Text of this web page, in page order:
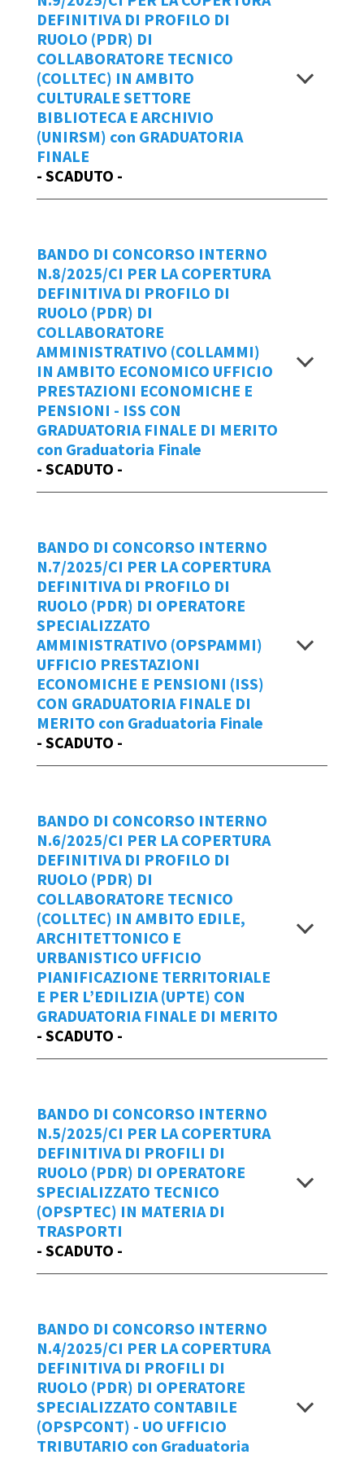
BANDO 11_2025_CI OPSPCONT
contributi ISS
ALLEGATO - OPSPCONT CI
Allegato sub 1 - OPSPCONT contributi
ISS
Graduatoria finale bando n.11/2028/CI
Scadenza domande
entro le ore 18:00 di giovedì 3 aprile
2025
Per creare unaNUOVA Domanda di
Partecipazione
cliccarequi.
Data Emissione Bando
21/03/2025
BANDO 10_2025_CI ESPATPROF
UPTE
ALLEGATO - ESPATPROF edile UPTE CI
Allegato sub 1 - CI ESPATPROF edile
UPTE
Graduatoria Finale bando n.10/2025/CI
Visualizza
DEFINITIVA DI PROFILO DI
RUOLO (PDR) DI
COLLABORATORE TECNICO
(COLLTEC) IN AMBITO
CULTURALE SETTORE
BIBLIOTECA E ARCHIVIO
(UNIRSM) con GRADUATORIA
FINALE
- SCADUTO -
9/2025/CI
Scadenza domande
entro le ore 14:15 di venerdì 28 marzo
2025
Per creare unaNUOVA Domanda di
Partecipazioneal bando n.9/2025/CI
cliccarequi.
18/03/2025
BANDO 9 - COLLTEC UNIRSM CI
Allegato - COLLTEC UNIRSM CI
Allegato sub 1 - COLLTEC UNIRSM CI
Graduatoria Finale bando n.9/2025/CI
Visualizza
BANDO DI CONCORSO INTERNO
N.8/2025/CI PER LA COPERTURA
DEFINITIVA DI PROFILO DI
RUOLO (PDR) DI
COLLABORATORE
AMMINISTRATIVO (COLLAMMI)
IN AMBITO ECONOMICO UFFICIO
PRESTAZIONI ECONOMICHE E
PENSIONI - ISS CON
GRADUATORIA FINALE DI MERITO
con Graduatoria Finale
- SCADUTO -
8/2025/CI
Scadenza domande
entro le ore 14:15 di venerdì 28 marzo
2025
Per creare unaNUOVA Domanda di
Partecipazioneal bando n.8/2025/CI
cliccarequi.
Data Emissione Bando
18/03/2025
BANDO 8 - COLLAMMI_pensioni ISS CI
Allegato - COLLAMMI_pensioni ISS
Allegato sub 1 - COLLAMMI_pensioni
ISS CI
Graduatoria finale bando n.8/2025/CI
Visualizza
BANDO DI CONCORSO INTERNO
N.7/2025/CI PER LA COPERTURA
DEFINITIVA DI PROFILO DI
RUOLO (PDR) DI OPERATORE
SPECIALIZZATO
AMMINISTRATIVO (OPSPAMMI)
UFFICIO PRESTAZIONI
ECONOMICHE E PENSIONI (ISS)
CON GRADUATORIA FINALE DI
MERITO con Graduatoria Finale
- SCADUTO -
7/2025/CI
Scadenza domande
entro le ore 14:15 di venerdì 28 marzo
2025
Per creare unaNUOVA Domanda di
Partecipazioneal bando n.7/2025/CI
cliccarequi.
18/03/2025
BANDO - OPSPAMMI pensioni ISS CI
ALLEGATO - OPSPAMMI pensioni ISS CI
Allegato sub 1 - OPSPAMMI pensioni
ISS CI
ERRATA CORRIGE bando n.7_2025_CI
Graduatoria finale bando n.7/2025/CI
Visualizza
BANDO DI CONCORSO INTERNO
N.6/2025/CI PER LA COPERTURA
DEFINITIVA DI PROFILO DI
RUOLO (PDR) DI
COLLABORATORE TECNICO
(COLLTEC) IN AMBITO EDILE,
ARCHITETTONICO E
URBANISTICO UFFICIO
PIANIFICAZIONE TERRITORIALE
E PER L’EDILIZIA (UPTE) CON
GRADUATORIA FINALE DI MERITO
- SCADUTO -
6/2025/CI
Scadenza domande
entro le ore 18:00 di lunedì 24 marzo
2025
Manuale d'uso IOL
Data Emissione Bando
05/03/2025
BANDO - COLLTEC edile UPTE CI
BANDO DI CONCORSO INTERNO
N.5/2025/CI PER LA COPERTURA
DEFINITIVA DI PROFILI DI
RUOLO (PDR) DI OPERATORE
SPECIALIZZATO TECNICO
(OPSPTEC) IN MATERIA DI
TRASPORTI
- SCADUTO -
5/2025/CI
Scadenza domande
entro le ore 18:00 di lunedì 24 marzo
2025
BANDO DI CONCORSO INTERNO
N.4/2025/CI PER LA COPERTURA
DEFINITIVA DI PROFILI DI
RUOLO (PDR) DI OPERATORE
SPECIALIZZATO CONTABILE
(OPSPCONT) - UO UFFICIO
TRIBUTARIO con Graduatoria